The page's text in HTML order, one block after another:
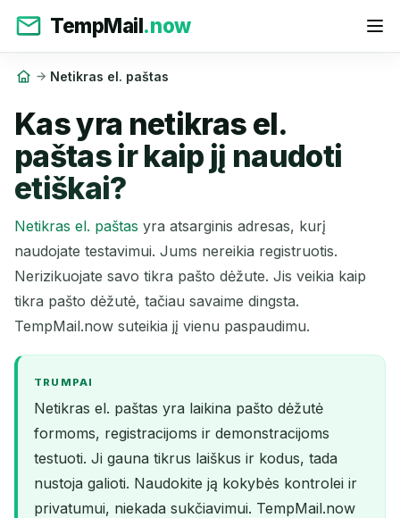
TempMail.now
Netikras el. paštas
Kas yra netikras el.
paštas ir kaip jį naudoti
etiškai?
Netikras el. paštas yra atsarginis adresas, kurį
naudojate testavimui. Jums nereikia registruotis.
Nerizikuojate savo tikra pašto dėžute. Jis veikia kaip
tikra pašto dėžutė, tačiau savaime dingsta.
TempMail.now suteikia jį vienu paspaudimu.
TRUMPAI
Netikras el. paštas yra laikina pašto dėžutė
formoms, registracijoms ir demonstracijoms
testuoti. Ji gauna tikrus laiškus ir kodus, tada
nustoja galioti. Naudokite ją kokybės kontrolei ir
privatumui, niekada sukčiavimui. TempMail.now